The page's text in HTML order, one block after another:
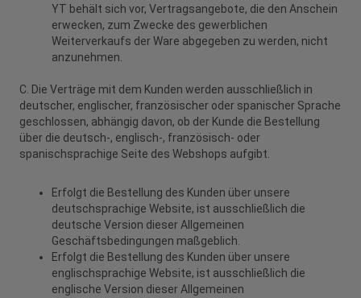
YT behält sich vor, Vertragsangebote, die den Anschein
erwecken, zum Zwecke des gewerblichen
Weiterverkaufs der Ware abgegeben zu werden, nicht
anzunehmen.
C. Die Verträge mit dem Kunden werden ausschließlich in
deutscher, englischer, französischer oder spanischer Sprache
geschlossen, abhängig davon, ob der Kunde die Bestellung
über die deutsch-, englisch-, französisch- oder
spanischsprachige Seite des Webshops aufgibt.
Erfolgt die Bestellung des Kunden über unsere
deutschsprachige Website, ist ausschließlich die
deutsche Version dieser Allgemeinen
Geschäftsbedingungen maßgeblich.
Erfolgt die Bestellung des Kunden über unsere
englischsprachige Website, ist ausschließlich die
englische Version dieser Allgemeinen